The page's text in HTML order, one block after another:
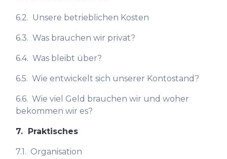
6.2. Unsere betrieblichen Kosten
6.3. Was brauchen wir privat?
6.4. Was bleibt über?
6.5. Wie entwickelt sich unserer Kontostand?
6.6. Wie viel Geld brauchen wir und woher
bekommen wir es?
7. Praktisches
7.1. Organisation